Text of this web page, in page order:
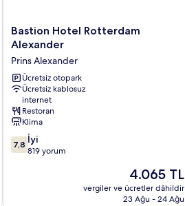
Bastion
Hotel
Alexander
Prins
Alexander
Bastion Hotel Rotterdam
Alexander
Prins Alexander
Ücretsiz otopark
Ücretsiz kablosuz
internet
Restoran
Klima
10
üzerinden
7,8 İyi
819 yorum
Güncel
fiyat:
4.065 TL
4.065 TL
vergiler ve ücretler dâhildir
23 Ağu - 24 Ağu